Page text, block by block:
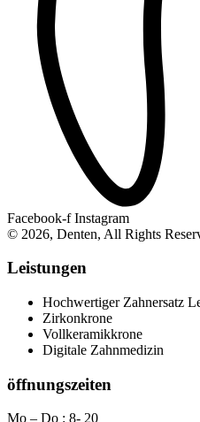
Facebook-f Instagram
© 2026, Denten, All Rights
Leistungen
Hochwertiger Zahnersatz
Zirkonkrone
Vollkeramikkrone
Digitale Zahnmedizin
öffnungszeiten
Mo – Do : 8- 20